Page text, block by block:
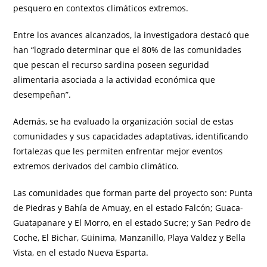
pesquero en contextos climáticos extremos.
Entre los avances alcanzados, la investigadora destacó que
han “logrado determinar que el 80% de las comunidades
que pescan el recurso sardina poseen seguridad
alimentaria asociada a la actividad económica que
desempeñan”.
Además, se ha evaluado la organización social de estas
comunidades y sus capacidades adaptativas, identificando
fortalezas que les permiten enfrentar mejor eventos
extremos derivados del cambio climático.
Las comunidades que forman parte del proyecto son: Punta
de Piedras y Bahía de Amuay, en el estado Falcón; Guaca-
Guatapanare y El Morro, en el estado Sucre; y San Pedro de
Coche, El Bichar, Güinima, Manzanillo, Playa Valdez y Bella
Vista, en el estado Nueva Esparta.